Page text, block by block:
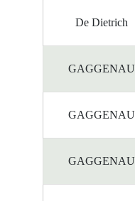
De Dietrich
GAGGENAU
GAGGENAU
GAGGENAU